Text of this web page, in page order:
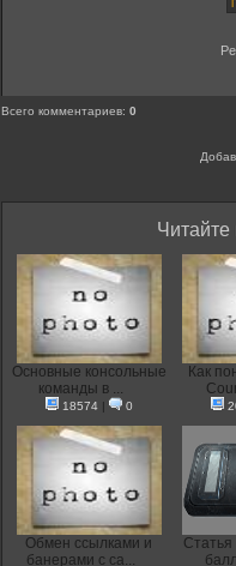
Всего комментариев: 0
Читайте
Основные консольные
команды в ...
18574| 0
Как
Oбмен ссылками и
банерами с са...
Статья